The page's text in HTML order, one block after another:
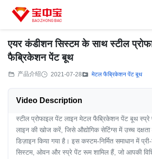
एयर कंडीशन सिस्टम के साथ स्टील
फैब्रिकेशन पेंट बूथ
产品介绍 2021-07-28 मेटल फैब्रिकेशन पेंट बूथ
Video Description
स्टील प्रोफाइल पेंट लाइन मेटल फैब्रिकेशन पेंट बूथ स्प्रे
लाइन की खोज करें, जिसे औद्योगिक सेटिंग्स में उच्च दक्षता
डिज़ाइन किया गया है। इस कस्टम-निर्मित समाधान में
सिस्टम, ओवन और स्प्रे पेंट रूम शामिल हैं, जो आपकी